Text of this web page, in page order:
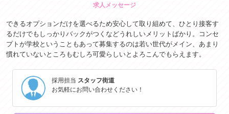
求人メッセージ
できるオプションだけを選べるため安心して取り組めて、ひとり接客す
るだけでもしっかりバックがつくなどうれしいメリットばかり。コンセ
プトが学校ということもあって募集するのは若い世代がメイン、あまり
慣れていないところもむしろ可愛らしいとよろこんでもらえます。
採用担当 スタッフ街道
お気軽にお問い合わせください！